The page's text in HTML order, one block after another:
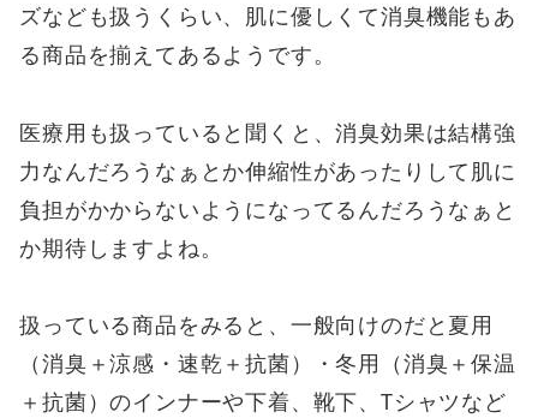
ズなども扱うくらい、肌に優しくて消臭機能もあ
る商品を揃えてあるようです。
医療用も扱っていると聞くと、消臭効果は結構強
力なんだろうなぁとか伸縮性があったりして肌に
負担がかからないようになってるんだろうなぁと
か期待しますよね。
扱っている商品をみると、一般向けのだと夏用
（消臭＋涼感・速乾＋抗菌）・冬用（消臭＋保温
＋抗菌）のインナーや下着、靴下、Tシャツなど